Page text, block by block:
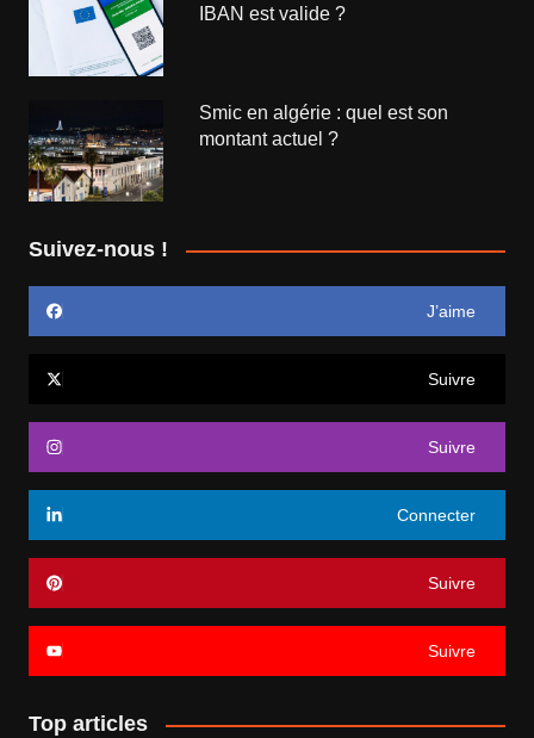
IBAN est valide ?
Smic en algérie : quel est son
montant actuel ?
Suivez-nous !
J’aime
Suivre
Suivre
Connecter
Suivre
Suivre
Top articles